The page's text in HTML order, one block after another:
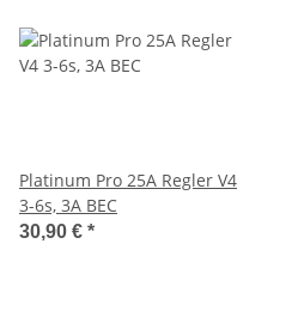
Platinum Pro 25A Regler V4
3-6s, 3A BEC
30,90 € *